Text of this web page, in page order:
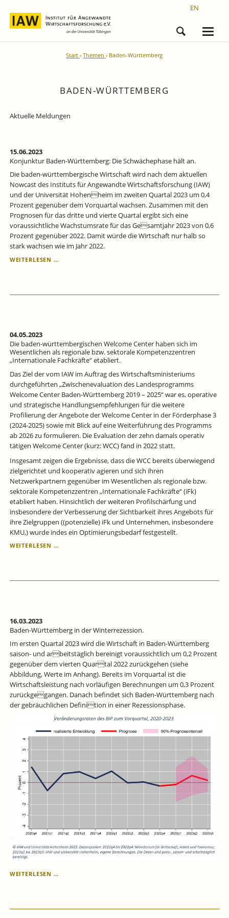
EN
Start Themen Baden-Württemberg
BADEN-WÜRTTEMBERG
Aktuelle Meldungen
15.06.2023
Konjunktur Baden-Württemberg: Die Schwächephase hält an.
Die baden-württembergische Wirtschaft wird nach dem aktuellen
Nowcast des Instituts für Angewandte Wirtschaftsforschung (IAW)
und der Universität Hohenheim im zweiten Quartal 2023 um 0,4
Prozent gegenüber dem Vorquartal wachsen. Zusammen mit den
Prognosen für das dritte und vierte Quartal ergibt sich eine
voraussichtliche Wachstumsrate für das Gesamtjahr 2023 von 0,6
Prozent gegenüber 2022. Damit würde die Wirtschaft nur halb so
stark wachsen wie im Jahr 2022.
WEITERLESEN …
SCHWÄCHEPHASE
04.05.2023
Die baden-württembergischen Welcome Center haben sich im
Wesentlichen als regionale bzw. sektorale Kompetenzzentren
„Internationale Fachkräfte“ etabliert.
Das Ziel der vom IAW im Auftrag des Wirtschaftsministeriums
durchgeführten „Zwischenevaluation des Landes­programms
Welcome Center Baden-Württemberg 2019 – 2025“ war es, operative
und strategische Handlungs­­empfehlungen für die weitere
Profilierung der Angebote der Welcome Center in der Förder­­­phase 3
(2024-2025) sowie mit Blick auf eine Weiter­führung des Programms
ab 2026 zu formulieren. Die Evaluation der zehn damals operativ
tätigen Welcome Center (kurz: WCC) fand in 2022 statt.
Insgesamt zeigen die Ergebnisse, dass die WCC bereits überwiegend
zielgerichtet und kooperativ agieren und sich ihren
Netzwerkpartnern gegenüber im Wesentlichen als regionale bzw.
sektorale Kompetenzzentren „Internationale Fachkräfte“ (iFk)
etabliert haben. Hinsichtlich der weiteren Profilschärfung und
insbesondere der Verbesserung der Sichtbarkeit ihres Angebots für
ihre Zielgruppen ((potenzielle) iFk und Unternehmen, insbesondere
KMU,) wurde indes ein Optimierungsbedarf festgestellt.
WEITERLESEN …DIE
CENTER
ALS
BZW.
SEKTORALE
KOMPETENZZENTREN
„INTERNATIONALE
FACHKRÄFTE“
ETABLIERT.
16.03.2023
Baden-Württemberg in der Winterrezession.
Im ersten Quartal 2023 wird die Wirtschaft in Baden-Württemberg
saison- und arbeitstäglich bereinigt voraussichtlich um 0,2 Prozent
gegenüber dem vierten Quartal 2022 zurückgehen (siehe
Abbildung, Werte im Anhang). Bereits im Vorquartal ist die
Wirtschaftsleistung nach vorläufigen Berechnungen um 0,3 Prozent
zurückgegangen. Danach befindet sich Baden-Württemberg nach
der gebräuchlichen Definition in einer Rezessionsphase.
WEITERLESEN …
WINTERREZESSION.